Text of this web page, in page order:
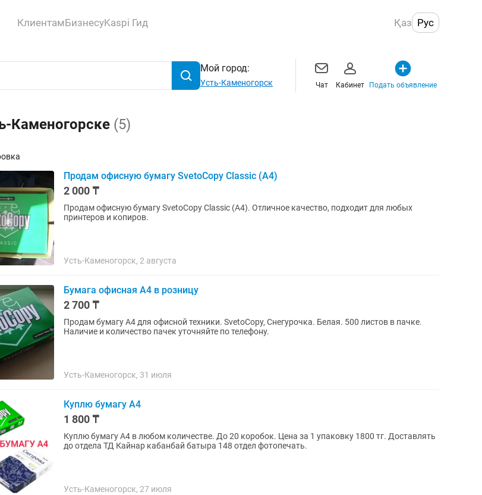
КлиентамБизнесуKaspi Гид Қаз Рус
Мой город:
Усть-Каменогорск Чат Кабинет Подать объявление
Каменогорске (5)
Продам офисную бумагу SvetoCopy Classic (А4)
2 000 ₸
Продам офисную бумагу SvetoCopy Classic (А4). Отличное качество, подходит для любых
принтеров и копиров.
Усть-Каменогорск, 2 августа
Бумага офисная А4 в розницу
2 700 ₸
Продам бумагу А4 для офисной техники. SvetoCopy, Снегурочка. Белая. 500 листов в пачке.
Наличие и количество пачек уточняйте по телефону.
Усть-Каменогорск, 31 июля
Куплю бумагу А4
1 800 ₸
Куплю бумагу А4 в любом количестве. До 20 коробок. Цена за 1 упаковку 1800 тг. Доставлять
до отдела ТД Кайнар кабанбай батыра 148 отдел фотопечать.
Усть-Каменогорск, 27 июля